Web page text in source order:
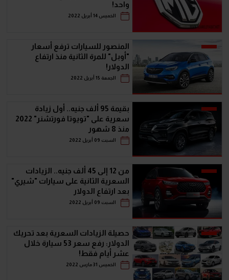
واحد!
الخميس 14 أبريل 2022
المنصور للسيارات ترفع أسعار
"أوبل" للمرة الثانية منذ ارتفاع
الدولار!
الجمعة 15 أبريل 2022
بقيمة 95 ألف جنيه.. أول زيادة
سعرية على "تويوتا فورتشنر" 2022
منذ 8 شهور
السبت 09 أبريل 2022
من 12 إلى 45 ألف جنيه.. الزيادات
السعرية الثانية على سيارات "شيري"
بعد ارتفاع الدولار
السبت 09 أبريل 2022
حصيلة الزيادات السعرية بعد تحريك
الدولار: رفع سعر 53 سيارة خلال
عشر أيام فقط!
الخميس 31 مارس 2022